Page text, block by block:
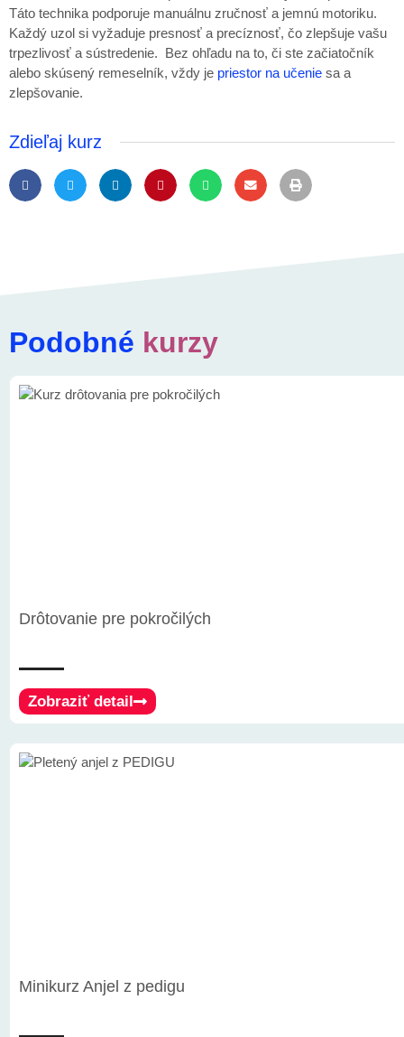
Táto technika podporuje manuálnu zručnosť a jemnú motoriku.
Každý uzol si vyžaduje presnosť a precíznosť, čo zlepšuje vašu
trpezlivosť a sústredenie. Bez ohľadu na to, či ste začiatočník
alebo skúsený remeselník, vždy je priestor na učenie sa a
zlepšovanie.
Zdieľaj kurz
Podobné kurzy
Drôtovanie pre pokročilých
Zobraziť detail
Minikurz Anjel z pedigu